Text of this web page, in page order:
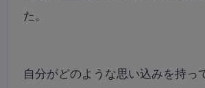
た。
自分がどのような思い込みを持っ